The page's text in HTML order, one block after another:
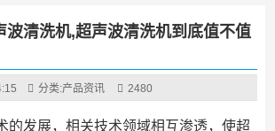
波清洗机,超声波清洗机到底值不值
分类:产品资讯 2480
的发展，相关技术领域相互渗透，使超